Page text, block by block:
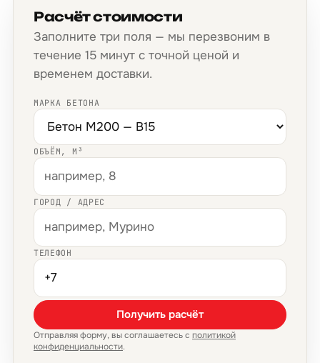
Расчёт стоимости
Заполните три поля — мы перезвоним в
течение 15 минут с точной ценой и
временем доставки.
МАРКА БЕТОНА
ОБЪЁМ, М³
ГОРОД / АДРЕС
ТЕЛЕФОН
Получить расчёт
Отправляя форму, вы соглашаетесь с политикой
конфиденциальности.